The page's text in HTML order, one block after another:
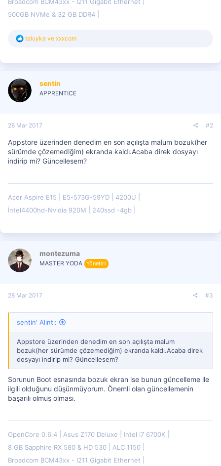
500GB NVMe & 32 GB DDR4
T
e
r
:
taluyka ve xxxcom
sentin
APPRENTICE
28 Mar 2017 #2
Appstore üzerinden denedim en son açılışta malum bozuk(her
sürümde çözemediğim) ekranda kaldı.Acaba direk dosyayı
indirip mi? Güncellesem?
Acer Aspire E15 E5-573G-59YD
4200U
İntel4400hd-Nvidia 920M
240ssd -4gb
montezuma
MASTER YODA Yönetici
28 Mar 2017 #3
sentin' Alıntı:
Appstore üzerinden denedim en son açılışta malum
bozuk(her sürümde çözemediğim) ekranda kaldı.Acaba direk
dosyayı indirip mi? Güncellesem?
Sorunun Boot esnasında bozuk ekran ise bunun güncelleme ile
ilgili olduğunu düşünmüyorum. Önemli olan güncellemenin
başarılı olmuş olması.
OpenCore 0.6.4 Asus Z170 Deluxe
Intel i7 6700K
8 GB Sapphire RX 580 & HD 530
ALC 1150
Broadcom BCM43xx - I211 Gigabit Ethernet